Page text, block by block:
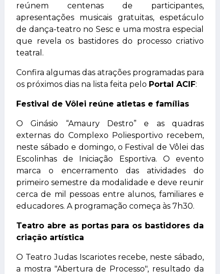
reúnem centenas de participantes,
apresentações musicais gratuitas, espetáculo
de dança-teatro no Sesc e uma mostra especial
que revela os bastidores do processo criativo
teatral.
Confira algumas das atrações programadas para
os próximos dias na lista feita pelo Portal ACIF:
Festival de Vôlei reúne atletas e famílias
O Ginásio “Amaury Destro” e as quadras
externas do Complexo Poliesportivo recebem,
neste sábado e domingo, o Festival de Vôlei das
Escolinhas de Iniciação Esportiva. O evento
marca o encerramento das atividades do
primeiro semestre da modalidade e deve reunir
cerca de mil pessoas entre alunos, familiares e
educadores. A programação começa às 7h30.
Teatro abre as portas para os bastidores da
criação artística
O Teatro Judas Iscariotes recebe, neste sábado,
a mostra "Abertura de Processo", resultado da